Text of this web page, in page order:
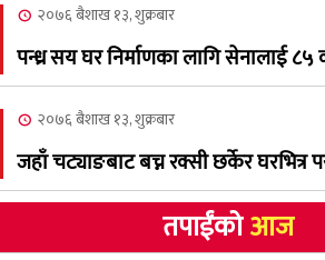
२०७६ बैशाख १३, शुक्रबार
पन्ध्र सय घर निर्माणका लागि सेनालाई ८५
२०७६ बैशाख १३, शुक्रबार
जहाँ चट्याङबाट बच्न रक्सी छर्केर घरभित्र
तपाईंकोआज